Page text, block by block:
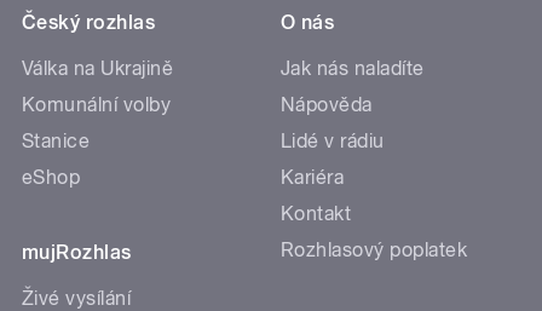
Český rozhlas
Válka na Ukrajině
Komunální volby
Stanice
eShop
mujRozhlas
Živé vysílání
O nás
Jak nás naladíte
Nápověda
Lidé v rádiu
Kariéra
Kontakt
Rozhlasový poplatek